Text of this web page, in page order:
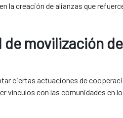
la creación de alianzas que
movilización de
ciertas actuaciones de
vínculos con las comunidades en